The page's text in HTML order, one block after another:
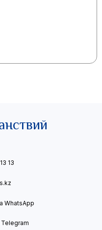
13
WhatsApp
Telegram